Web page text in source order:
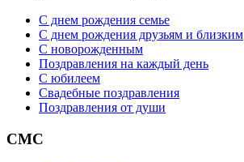
С днем рождения семье
С днем рождения друзьям и близким
C новорожденным
Поздравления на каждый день
С юбилеем
Свадебные поздравления
Поздравления от души
СМС